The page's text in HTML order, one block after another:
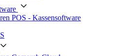
POS - Kassensoftware